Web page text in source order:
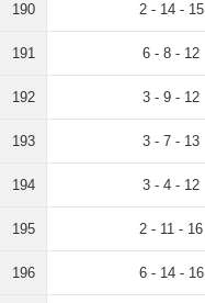
190 2 - 14 - 15
191 6 - 8 - 12
192 3 - 9 - 12
193 3 - 7 - 13
194 3 - 4 - 12
195 2 - 11 - 16
196 6 - 14 - 16